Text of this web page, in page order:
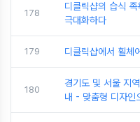
178
디클릭샵의 습식
극대화하다
179 디클릭샵에서 휠체
180
경기도 및 서울 지
내 - 맞춤형 디자인